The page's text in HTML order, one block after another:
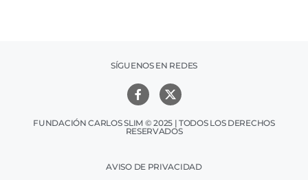
SÍGUENOS EN REDES
FUNDACIÓN CARLOS SLIM © 2025 | TODOS LOS DERECHOS
RESERVADOS
AVISO DE PRIVACIDAD